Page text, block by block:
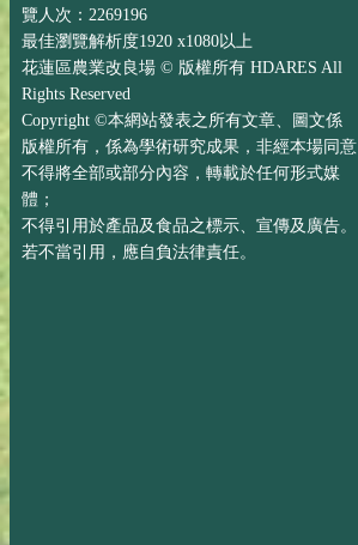
覽人次：2269196
最佳瀏覽解析度1920 x1080以上
花蓮區農業改良場 © 版權所有 HDARES All
Rights Reserved
Copyright ©本網站發表之所有文章、圖文係
版權所有，係為學術研究成果，非經本場同意
不得將全部或部分內容，轉載於任何形式媒
體；
不得引用於產品及食品之標示、宣傳及廣告。
若不當引用，應自負法律責任。